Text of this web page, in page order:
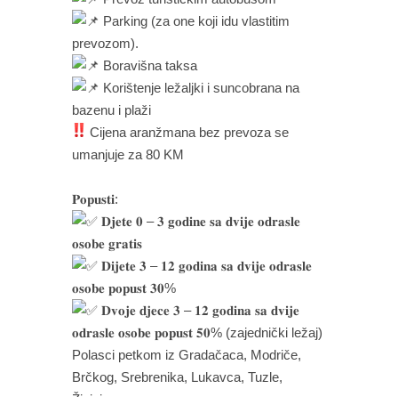
Parking (za one koji idu vlastitim
prevozom).
Boravišna taksa
Korištenje ležaljki i suncobrana na
bazenu i plaži
Cijena aranžmana bez prevoza se
umanjuje za 80 KM
𝐏𝐨𝐩𝐮𝐬𝐭𝐢:
𝐃𝐣𝐞𝐭𝐞 𝟎 – 𝟑 𝐠𝐨𝐝𝐢𝐧𝐞 𝐬𝐚 𝐝𝐯𝐢𝐣𝐞 𝐨𝐝𝐫𝐚𝐬𝐥𝐞
𝐨𝐬𝐨𝐛𝐞 𝐠𝐫𝐚𝐭𝐢𝐬
𝐃𝐢𝐣𝐞𝐭𝐞 𝟑 – 𝟏𝟐 𝐠𝐨𝐝𝐢𝐧𝐚 𝐬𝐚 𝐝𝐯𝐢𝐣𝐞 𝐨𝐝𝐫𝐚𝐬𝐥𝐞
𝐨𝐬𝐨𝐛𝐞 𝐩𝐨𝐩𝐮𝐬𝐭 𝟑𝟎%
𝐃𝐯𝐨𝐣𝐞 𝐝𝐣𝐞𝐜𝐞 𝟑 – 𝟏𝟐 𝐠𝐨𝐝𝐢𝐧𝐚 𝐬𝐚 𝐝𝐯𝐢𝐣𝐞
𝐨𝐝𝐫𝐚𝐬𝐥𝐞 𝐨𝐬𝐨𝐛𝐞 𝐩𝐨𝐩𝐮𝐬𝐭 𝟓𝟎% (zajednički ležaj)
Polasci petkom iz Gradačaca, Modriče,
Brčkog, Srebrenika, Lukavca, Tuzle,